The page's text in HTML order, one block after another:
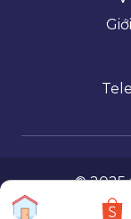
© 2025